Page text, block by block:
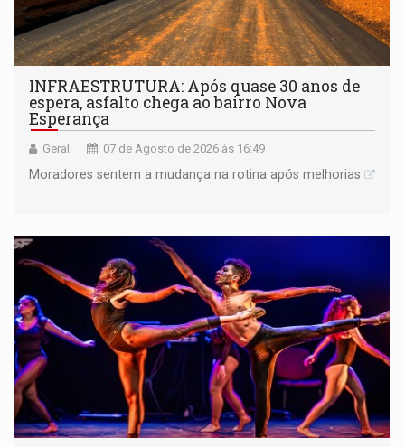
INFRAESTRUTURA: Após quase 30 anos de
espera, asfalto chega ao bairro Nova
Esperança
Geral 07 de Agosto de 2026 às 16:49
Moradores sentem a mudança na rotina após melhorias